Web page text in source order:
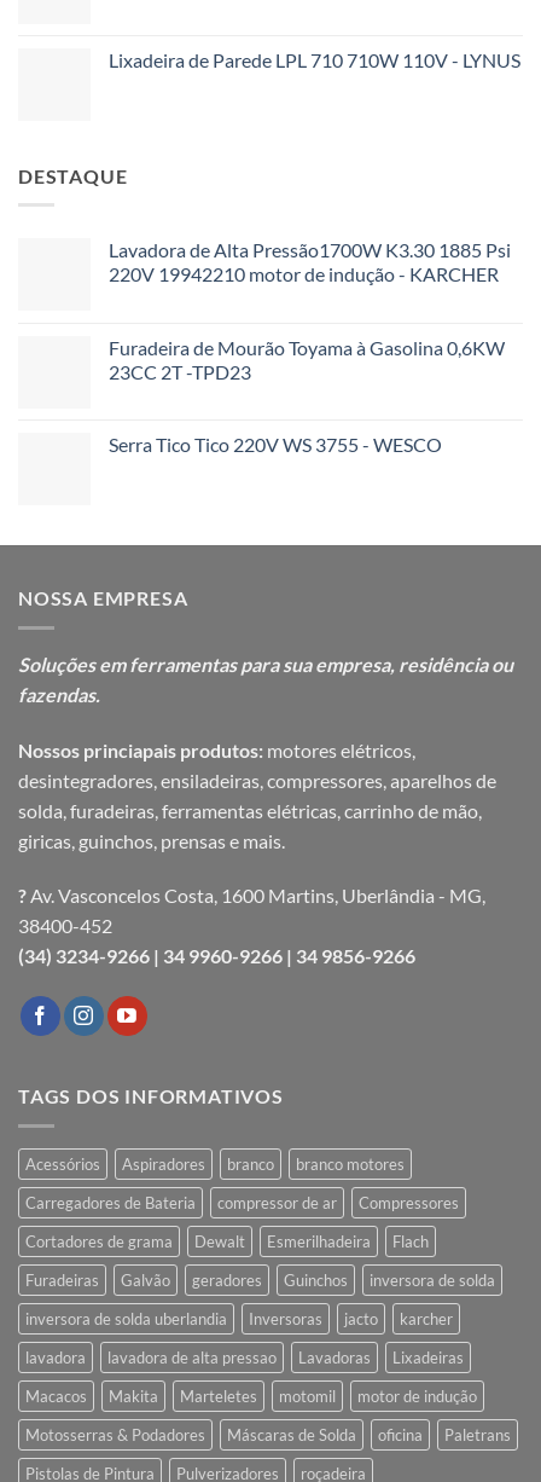
Lixadeira de Parede LPL 710 710W 110V - LYNUS
DESTAQUE
Lavadora de Alta Pressão1700W K3.30 1885 Psi
220V 19942210 motor de indução - KARCHER
Furadeira de Mourão Toyama à Gasolina 0,6KW
23CC 2T -TPD23
Serra Tico Tico 220V WS 3755 - WESCO
NOSSA EMPRESA
Soluções em ferramentas para suaempresa, residência ou
fazendas.
Nossos princiapais produtos: motores elétricos,
desintegradores, ensiladeiras, compressores, aparelhos de
solda, furadeiras, ferramentas elétricas, carrinho de mão,
giricas, guinchos, prensas e mais.
?Av. Vasconcelos Costa, 1600 Martins, Uberlândia - MG,
38400-452
(34) 3234-9266 | 34 9960-9266 | 34 9856-9266
TAGS DOS INFORMATIVOS
Acessórios Aspiradores branco
branco motores
Carregadores de Bateria
compressor de ar
Compressores
Cortadores de grama
Dewalt Esmerilhadeira
Flach
Furadeiras
Galvão geradores Guinchos
inversora de solda
inversora de solda uberlandia
Inversoras jacto
karcher
lavadora
lavadora de alta pressao Lavadoras
Lixadeiras
Macacos
Makita Marteletes motomil
motor de indução
Motosserras & Podadores
Máscaras de Solda oficina
Paletrans
Pistolas de Pintura
Pulverizadores roçadeira